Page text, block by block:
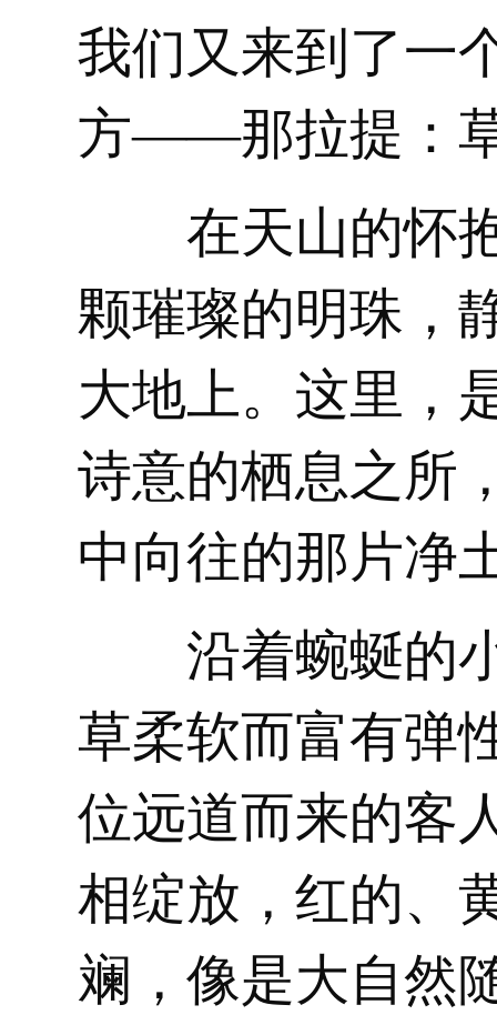
我们又来到了一
方——那拉提：
在天山的怀
颗璀璨的明珠，
大地上。这里，
诗意的栖息之所
中向往的那片净
沿着蜿蜒的
草柔软而富有弹
位远道而来的客
相绽放，红的、
斓，像是大自然